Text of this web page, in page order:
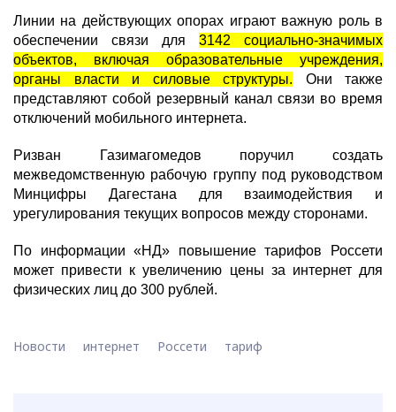
Линии на действующих опорах играют важную роль в
обеспечении связи для 3142 социально-значимых
объектов, включая образовательные учреждения,
органы власти и силовые структуры. Они также
представляют собой резервный канал связи во время
отключений мобильного интернета.
Ризван Газимагомедов поручил создать
межведомственную рабочую группу под руководством
Минцифры Дагестана для взаимодействия и
урегулирования текущих вопросов между сторонами.
По информации «НД» повышение тарифов Россети
может привести к увеличению цены за интернет для
физических лиц до 300 рублей.
Новости интернет Россети тариф